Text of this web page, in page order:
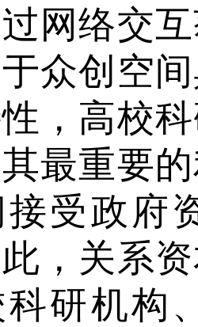
网络交
众创空
，高校
最重要
受政府
，关系
研机构